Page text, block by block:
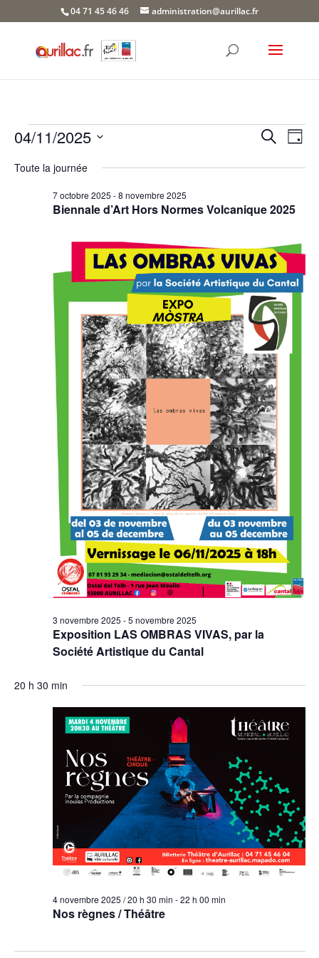
04 71 45 46 46 administration@aurillac.fr
Évènements
4
novembre
2025 vues
Recherche
de
Jour
04/11/2025
une
Toute la journée
Biennale d’Art Hors Normes Volcanique 2025
7 octobre 2025 -8 novembre 2025
Exposition LAS OMBRAS VIVAS, par la
Société Artistique du Cantal
3 novembre 2025 -5 novembre 2025
20 h 30 min
Nos règnes / Théâtre
4 novembre 2025 / 20 h 30 min -22 h 00 min